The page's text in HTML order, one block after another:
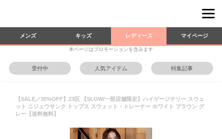
メンズ キッズ レディース マイページ
本ページはプロモーションを含みます
受付中 人気アイテム 特集記事
【SALE／30%OFF】23区 【SLOW/一部店舗限定】ハイゲージテリー スウェ
ット ニジュウサンク トップス スウェット・トレーナー ホワイト ブラウン グ
レー【送料無料】